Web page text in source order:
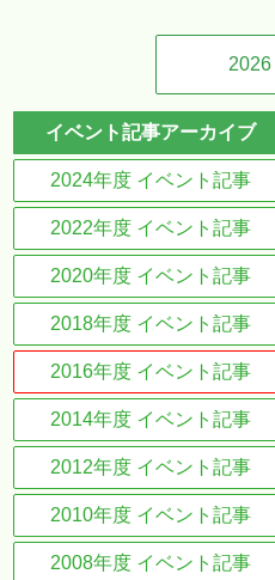
2026
イベント記事アーカイブ
2024年度 イベント記事
2022年度 イベント記事
2020年度 イベント記事
2018年度 イベント記事
2016年度 イベント記事
2014年度 イベント記事
2012年度 イベント記事
2010年度 イベント記事
2008年度 イベント記事